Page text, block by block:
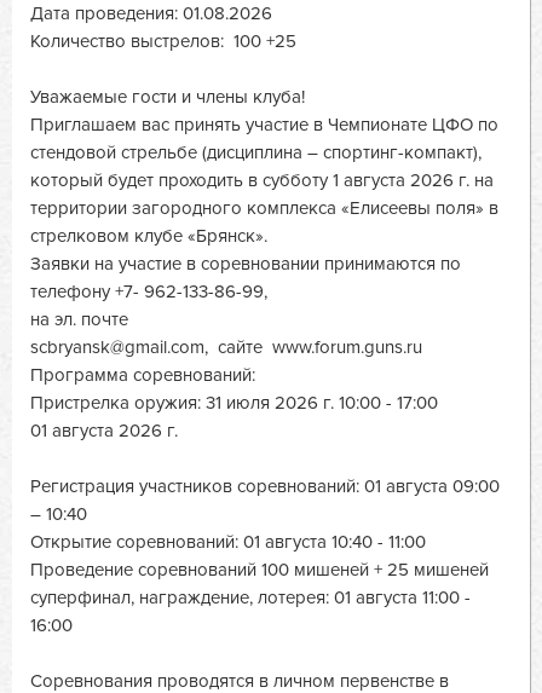
Дата проведения: 01.08.2026
Количество выстрелов: 100 +25
Уважаемые гости и члены клуба!
Приглашаем вас принять участие в Чемпионате ЦФО по
стендовой стрельбе (дисциплина – спортинг-компакт),
который будет проходить в субботу 1 августа 2026 г. на
территории загородного комплекса «Елисеевы поля» в
стрелковом клубе «Брянск».
Заявки на участие в соревновании принимаются по
телефону +7- 962-133-86-99,
на эл. почте
scbryansk@gmail.com, сайте www.forum.guns.ru
Программа соревнований:
Пристрелка оружия: 31 июля 2026 г. 10:00 - 17:00
01 августа 2026 г.
Регистрация участников соревнований: 01 августа 09:00
– 10:40
Открытие соревнований: 01 августа 10:40 - 11:00
Проведение соревнований 100 мишеней + 25 мишеней
суперфинал, награждение, лотерея: 01 августа 11:00 -
16:00
Соревнования проводятся в личном первенстве в